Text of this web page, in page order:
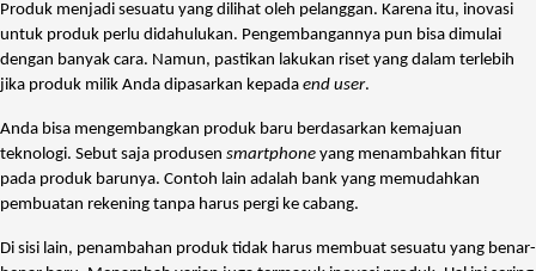
Produk menjadi sesuatu yang dilihat oleh pelanggan. Karena itu, inovasi
untuk produk perlu didahulukan. Pengembangannya pun bisa dimulai
dengan banyak cara. Namun, pastikan lakukan riset yang dalam terlebih
jika produk milik Anda dipasarkan kepada end user.
Anda bisa mengembangkan produk baru berdasarkan kemajuan
teknologi. Sebut saja produsen smartphone yang menambahkan fitur
pada produk barunya. Contoh lain adalah bank yang memudahkan
pembuatan rekening tanpa harus pergi ke cabang.
Di sisi lain, penambahan produk tidak harus membuat sesuatu yang benar-